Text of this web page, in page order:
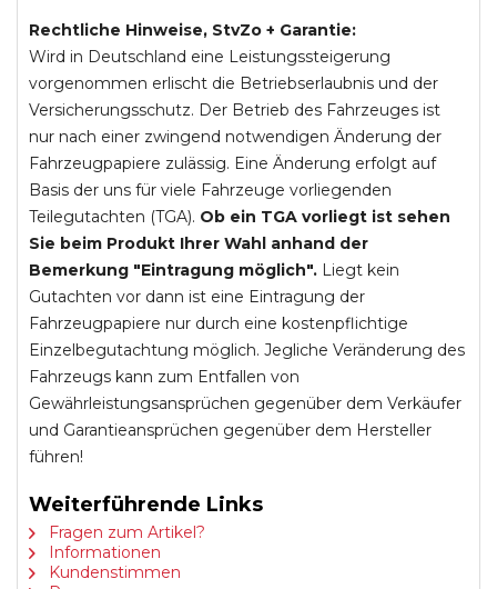
Rechtliche Hinweise, StvZo + Garantie:
Wird in Deutschland eine Leistungssteigerung
vorgenommen erlischt die Betriebserlaubnis und der
Versicherungsschutz. Der Betrieb des Fahrzeuges ist
nur nach einer zwingend notwendigen Änderung der
Fahrzeugpapiere zulässig. Eine Änderung erfolgt auf
Basis der uns für viele Fahrzeuge vorliegenden
Teilegutachten (TGA). Ob ein TGA vorliegt ist sehen
Sie beim Produkt Ihrer Wahl anhand der
Bemerkung "Eintragung möglich". Liegt kein
Gutachten vor dann ist eine Eintragung der
Fahrzeugpapiere nur durch eine kostenpflichtige
Einzelbegutachtung möglich. Jegliche Veränderung des
Fahrzeugs kann zum Entfallen von
Gewährleistungsansprüchen gegenüber dem Verkäufer
und Garantieansprüchen gegenüber dem Hersteller
führen!
Weiterführende Links
Fragen zum Artikel?
Informationen
Kundenstimmen